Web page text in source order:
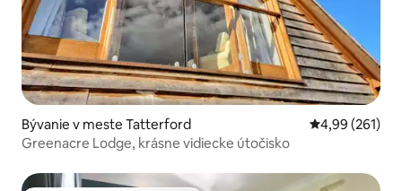
Bývanie v meste Tatterford Priemerné
4,99 (261)
Greenacre Lodge, krásne vidiecke útočisko